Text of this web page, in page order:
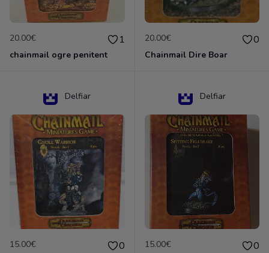
20.00€ 1
chainmail ogre penitent
20.00€ 0
Chainmail Dire Boar
Delfiar
15.00€ 0
Delfiar
15.00€ 0